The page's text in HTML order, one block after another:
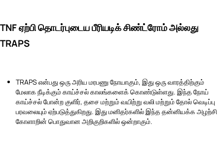
TNF ஏற்பி தொடர்புடைய பீரியடிக் சிண்ட்ரோம் அல்லது
TRAPS
TRAPS என்பது ஒரு அரிய மரபணு நோயாகும், இது ஒரு வாரத்திற்கும்
மேலாக நீடிக்கும் காய்ச்சல் காலங்களைக் கொண்டுள்ளது. இந்த நோய்
காய்ச்சல் போன்ற குளிர், தசை மற்றும் வயிற்று வலி மற்றும் தோல் வெடிப்பு
பரவலையும் ஏற்படுத்துகிறது. இது மனிதர்களில் இந்த தன்னியக்க அழற்சி
கோளாறின் பொதுவான அறிகுறிகளில் ஒன்றாகும்.